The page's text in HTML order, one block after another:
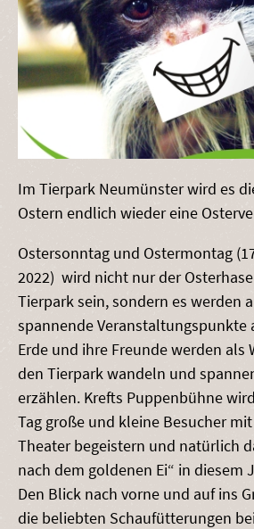
Im Tierpark Neumünster wird es
Ostern endlich wieder eine
Ostersonntag und Ostermontag
2022) wird nicht nur der
Tierpark sein, sondern es werden
spannende Veranstaltungspunkte
Erde und ihre Freunde werden als
den Tierpark wandeln und
erzählen. Krefts Puppenbühne
Tag große und kleine Besucher
Theater begeistern und natürlich
nach dem goldenen Ei“ in diesem
Den Blick nach vorne und auf ins
die beliebten Schaufütterungen